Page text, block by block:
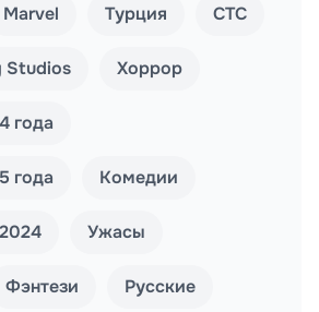
Marvel Турция СТС
Studios Хоррор
года
года Комедии
Ужасы
Фэнтези Русские